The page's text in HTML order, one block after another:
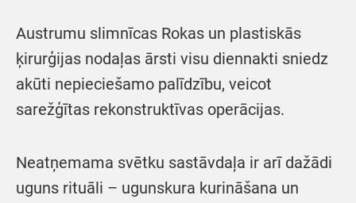
Austrumu slimnīcas Rokas un plastiskās
ķirurģijas nodaļas ārsti visu diennakti sniedz
akūti nepieciešamo palīdzību, veicot
sarežģītas rekonstruktīvas operācijas.
Neatņemama svētku sastāvdaļa ir arī dažādi
uguns rituāli – ugunskura kurināšana un